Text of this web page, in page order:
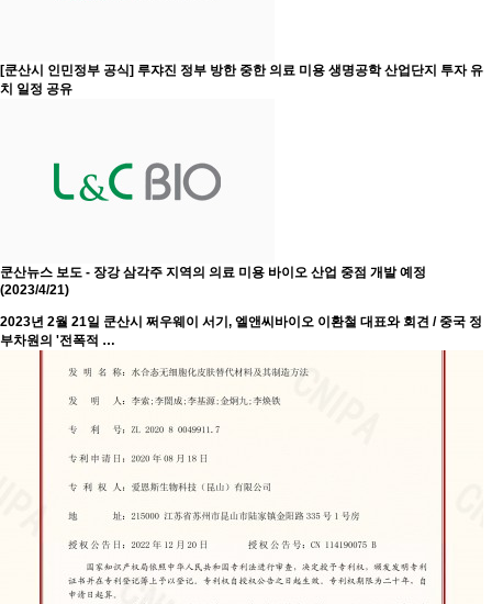
[쿤산시 인민정부 공식] 루쟈진 정부 방한 중한 의료 미용 생명공학 산업단지 투자 유
치 일정 공유
쿤산뉴스 보도 - 장강 삼각주 지역의 의료 미용 바이오 산업 중점 개발 예정
(2023/4/21)
2023년 2월 21일 쿤산시 쩌우웨이 서기, 엘앤씨바이오 이환철 대표와 회견 / 중국 정
부차원의 '전폭적 …